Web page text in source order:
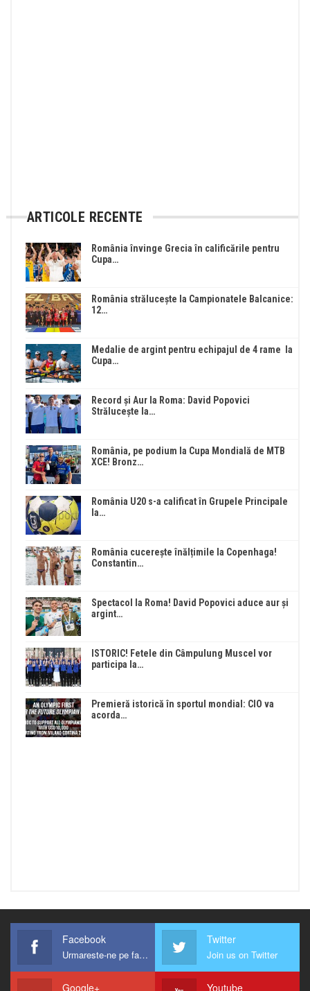
ARTICOLE RECENTE
România învinge Grecia în calificările pentru
Cupa…
România strălucește la Campionatele Balcanice:
12…
Medalie de argint pentru echipajul de 4 rame la
Cupa…
Record și Aur la Roma: David Popovici
Strălucește la…
România, pe podium la Cupa Mondială de MTB
XCE! Bronz…
România U20 s-a calificat în Grupele Principale
la…
România cucerește înălțimile la Copenhaga!
Constantin…
Spectacol la Roma! David Popovici aduce aur și
argint…
ISTORIC! Fetele din Câmpulung Muscel vor
participa la…
Premieră istorică în sportul mondial: CIO va
acorda…
Facebook
Urmareste-ne pe facebook !
Twitter
Join us on Twitter
Google+ Youtube